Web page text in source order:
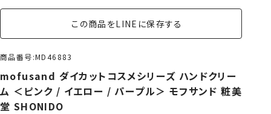
この商品をLINEに保存する
商品番号 MD46883
mofusand ダイカットコスメシリーズ ハンドクリー
ム ＜ピンク / イエロー / パープル＞ モフサンド 粧美
堂 SHONIDO